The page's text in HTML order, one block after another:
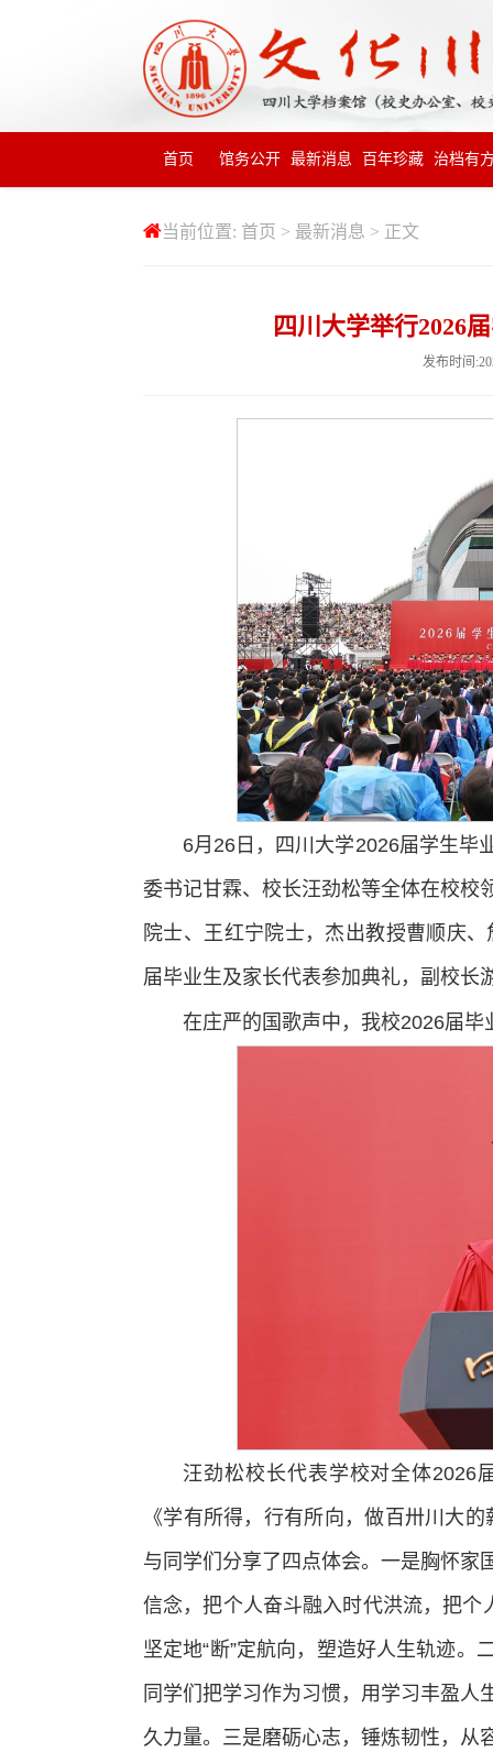
首页 馆务公开 最新消息 百年珍藏 治档有
当前位置: 首页 > 最新消息 > 正文
四川大学举行2026
发布时间
6月26日，四川大学2026届学生毕
委书记甘霖、校长汪劲松等全体在校校
院士、王红宁院士，杰出教授曹顺庆
届毕业生及家长代表参加典礼，副校长
在庄严的国歌声中，我校2026届
汪劲松校长代表学校对全体2026
《学有所得，行有所向，做百卅川大
与同学们分享了四点体会。一是胸怀家
信念，把个人奋斗融入时代洪流，把个
坚定地“断”定航向，塑造好人生轨迹
同学们把学习作为习惯，用学习丰盈
久力量。三是磨砺心志，锤炼韧性，从